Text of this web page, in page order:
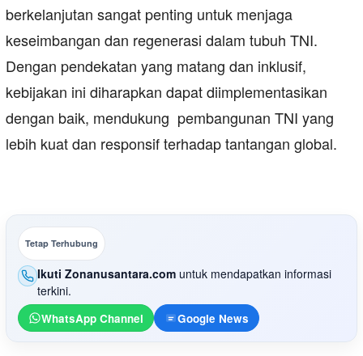
berkelanjutan sangat penting untuk menjaga
keseimbangan dan regenerasi dalam tubuh TNI.
Dengan pendekatan yang matang dan inklusif,
kebijakan ini diharapkan dapat diimplementasikan
dengan baik, mendukung pembangunan TNI yang
lebih kuat dan responsif terhadap tantangan global.
Tetap Terhubung
Ikuti Zonanusantara.com untuk mendapatkan informasi
terkini.
WhatsApp Channel Google News